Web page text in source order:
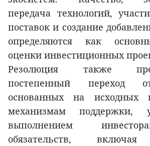
передача технологий,
поставок и создание
определяются как
оценки инвестиционных
Резолюция также
постепенный переход
основанных на исходных
механизмам поддержки,
выполнением
обязательств, включая